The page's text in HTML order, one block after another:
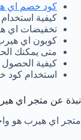
كود خصم اي
كيفية
تخفيضات اي
كوبون اي
متى يمكنك
كيفية
استخدام
نبذة عن متجر اي
متجر اي هيرب هو